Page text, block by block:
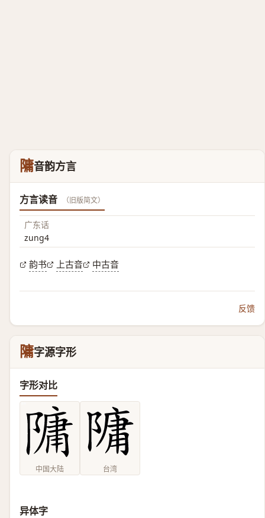
䧡音韵方言
方言读音 （旧版简文）
广东话
zung4
韵书 上古音 中古音
反馈
䧡字源字形
字形对比
中国大陆 台湾
异体字